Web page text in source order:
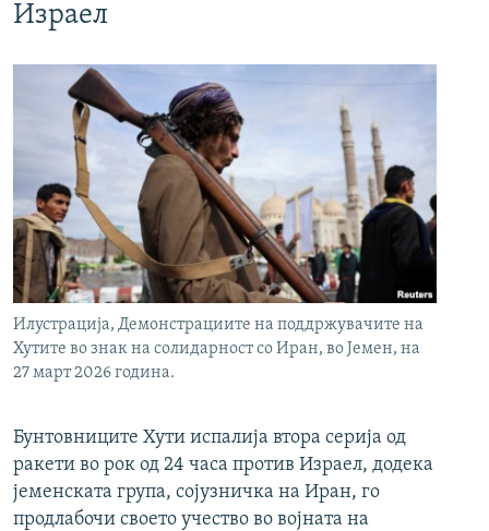
Израел
Илустрација, Демонстрациите на поддржувачите на
Хутите во знак на солидарност со Иран, во Јемен, на
27 март 2026 година.
Бунтовниците Хути испалија втора серија од
ракети во рок од 24 часа против Израел, додека
јеменската група, сојузничка на Иран, го
продлабочи своето учество во војната на